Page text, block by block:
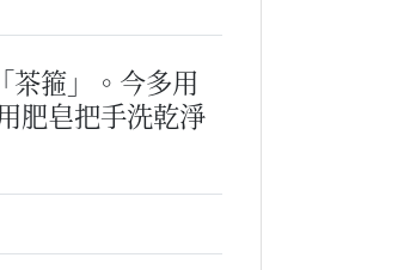
茶箍」。今多用
用肥皂把手洗乾淨